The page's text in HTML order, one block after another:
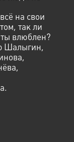
на свои
так ли
влюблен?
Шалыгин,